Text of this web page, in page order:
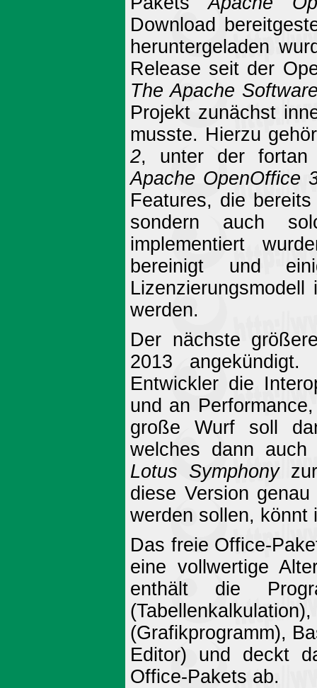
Download
heruntergeladen
Release seit der
The Apache
Projekt zunächst
musste. Hierzu
2, unter der fortan
Apache OpenOffice
Features, die
sondern auch
implementiert
bereinigt und
werden.
Der nächste
2013
Entwickler die
und an
große Wurf soll
welches dann
Lotus Symphony
diese Version
werden sollen, könnt
Das freie Office-
eine vollwertige
enthält die
(Grafikprogramm),
Editor) und deckt
Office-Pakets ab.